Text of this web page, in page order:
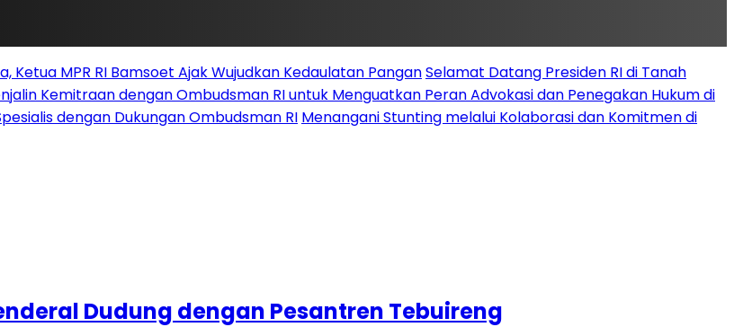
MPR RI Bamsoet Ajak Wujudkan Kedaulatan PanganSelamat Datang Presiden RI di Tanah
Kemitraan dengan Ombudsman RI untuk Menguatkan Peran Advokasi dan Penegakan Hukum di
dengan Dukungan Ombudsman RI Menangani Stunting melalui Kolaborasi dan Komitmen di
Dudung dengan Pesantren Tebuireng